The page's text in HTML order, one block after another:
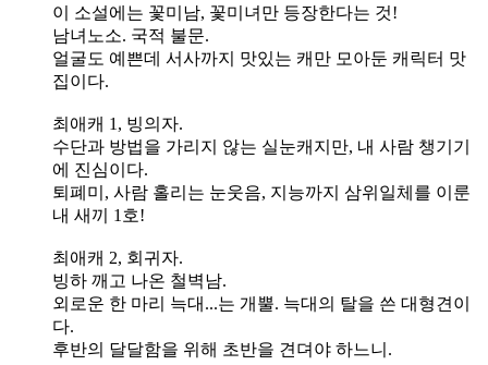
이 소설에는 꽃미남, 꽃미녀만 등장한다는 것!
남녀노소. 국적 불문.
얼굴도 예쁜데 서사까지 맛있는 캐만 모아둔 캐릭터 맛
집이다.
최애캐 1, 빙의자.
수단과 방법을 가리지 않는 실눈캐지만, 내 사람 챙기기
에 진심이다.
퇴폐미, 사람 홀리는 눈웃음, 지능까지 삼위일체를 이룬
내 새끼 1호!
최애캐 2, 회귀자.
빙하 깨고 나온 철벽남.
외로운 한 마리 늑대...는 개뿔. 늑대의 탈을 쓴 대형견이
다.
후반의 달달함을 위해 초반을 견뎌야 하느니.